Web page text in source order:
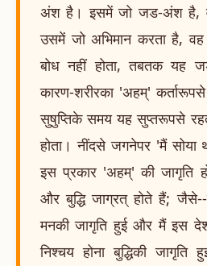
अंश है। इसमें जो जड-अंश है,
उसमें जो अभिमान करता है,
बोध नहीं होता, तबतक यह
कारण-शरीरका 'अहम्' कर्तारूपसे
सुषुप्तिके समय यह सुप्तरूपसे
होता। नींदसे जगनेपर 'मैं
इस प्रकार 'अहम्' की जागृति
और बुद्धि जाग्रत् होते हैं;
मनकी जागृति हुई और मैं इस
निश्चय होना बुद्धिकी